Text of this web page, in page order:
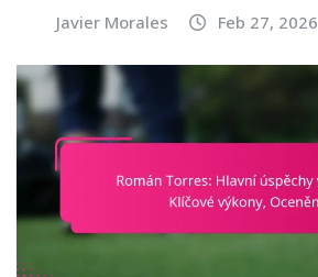
Javier Morales Feb 27, 2026